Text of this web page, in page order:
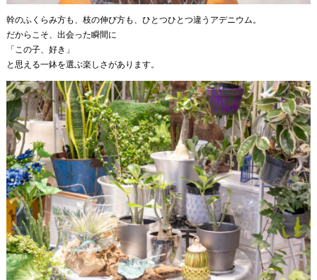
幹のふくらみ方も、枝の伸び方も、ひとつひとつ違うアデニウム。
だからこそ、出会った瞬間に
「この子、好き」
と思える一鉢を選ぶ楽しさがあります。